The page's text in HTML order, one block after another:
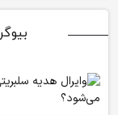
می‌شود؟